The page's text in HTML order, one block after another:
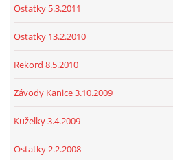
Ostatky 5.3.2011
Ostatky 13.2.2010
Rekord 8.5.2010
Závody Kanice 3.10.2009
Kuželky 3.4.2009
Ostatky 2.2.2008